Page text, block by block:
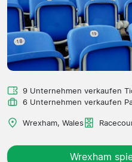
9 Unternehmen verkaufen
6 Unternehmen verkaufen
Wrexham, Wales
Wrexham